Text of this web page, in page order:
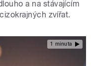
a na stávajícím
zvířat.
1 minuta